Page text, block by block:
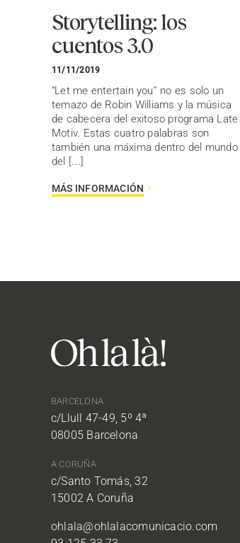
Storytelling: los
cuentos 3.0
11/11/2019
“Let me entertain you” no es solo un
temazo de Robin Williams y la música
de cabecera del exitoso programa Late
Motiv. Estas cuatro palabras son
también una máxima dentro del mundo
del [...]
MÁS INFORMACIÓN
BARCELONA
c/Llull 47-49, 5º 4ª
08005 Barcelona
A CORUÑA
c/Santo Tomás, 32
15002 A Coruña
ohlala@ohlalacomunicacio.com